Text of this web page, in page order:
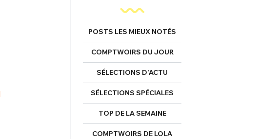
POSTS LES MIEUX NOTÉS
COMPTWOIRS DU JOUR
SÉLECTIONS D’ACTU
SÉLECTIONS SPÉCIALES
TOP DE LA SEMAINE
COMPTWOIRS DE LOLA